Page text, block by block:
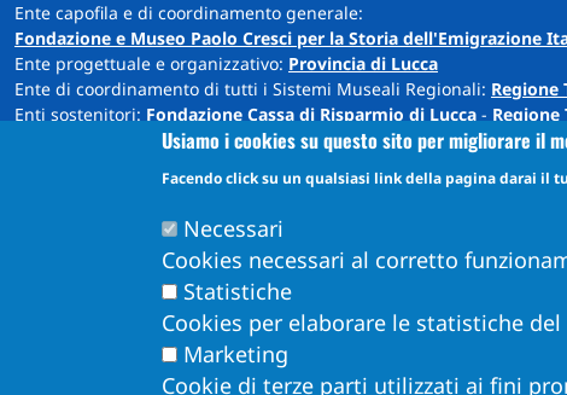
Ente capofila e di coordinamento generale:
Fondazione e Museo Paolo Cresci per la Storia dell'Emigrazione
Ente progettuale e organizzativo: Provincia di Lucca
Ente di coordinamento di tutti i Sistemi Museali Regionali: Regione
Enti sostenitori: Fondazione Cassa di Risparmio di Lucca - Regione
Sede: Cortile Carrara - Palazzo Ducale - 55100 Lucca
info@museiprovincialucca.it
Usiamo i cookies su questo sito per migliorare il
Facendo click su un qualsiasi link della pagina darai il
Necessari
Cookies necessari al corretto
Statistiche
Cookies per elaborare le statistiche
Marketing
Cookie di terze parti utilizzati ai fini